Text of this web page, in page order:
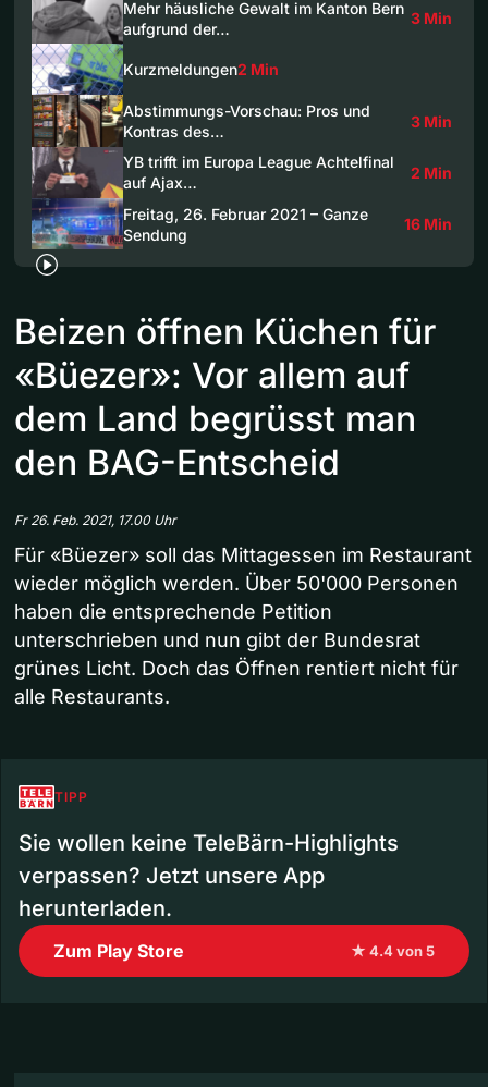
Mehr häusliche Gewalt im Kanton Bern
aufgrund der…
3 Min
Kurzmeldungen2 Min
Abstimmungs-Vorschau: Pros und
Kontras des…
3 Min
YB trifft im Europa League Achtelfinal
auf Ajax…
2 Min
Freitag, 26. Februar 2021 – Ganze
Sendung
16 Min
Beizen öffnen Küchen für
«Büezer»: Vor allem auf
dem Land begrüsst man
den BAG-Entscheid
Fr 26. Feb. 2021, 17.00 Uhr
Für «Büezer» soll das Mittagessen im Restaurant
wieder möglich werden. Über 50'000 Personen
haben die entsprechende Petition
unterschrieben und nun gibt der Bundesrat
grünes Licht. Doch das Öffnen rentiert nicht für
alle Restaurants.
TIPP
Sie wollen keine TeleBärn-Highlights
verpassen? Jetzt unsere App
herunterladen.
Zum Play Store ★ 4.4 von 5